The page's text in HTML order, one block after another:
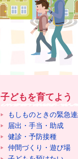
子どもを育てよう
もしものときの緊急
届出・手当・助成
健診・予防接種
仲間づくり・遊び場